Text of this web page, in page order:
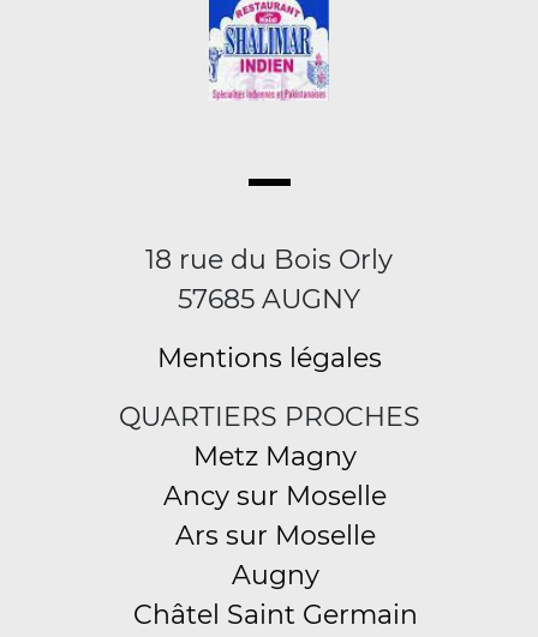
18 rue du Bois Orly
57685 AUGNY
Mentions légales
QUARTIERS PROCHES
Metz Magny
Ancy sur Moselle
Ars sur Moselle
Augny
Châtel Saint Germain